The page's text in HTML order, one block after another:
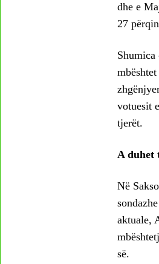
dhe e
27
Shumica
votuesit
tjerët.
A duhet
Në
aktuale,
së.